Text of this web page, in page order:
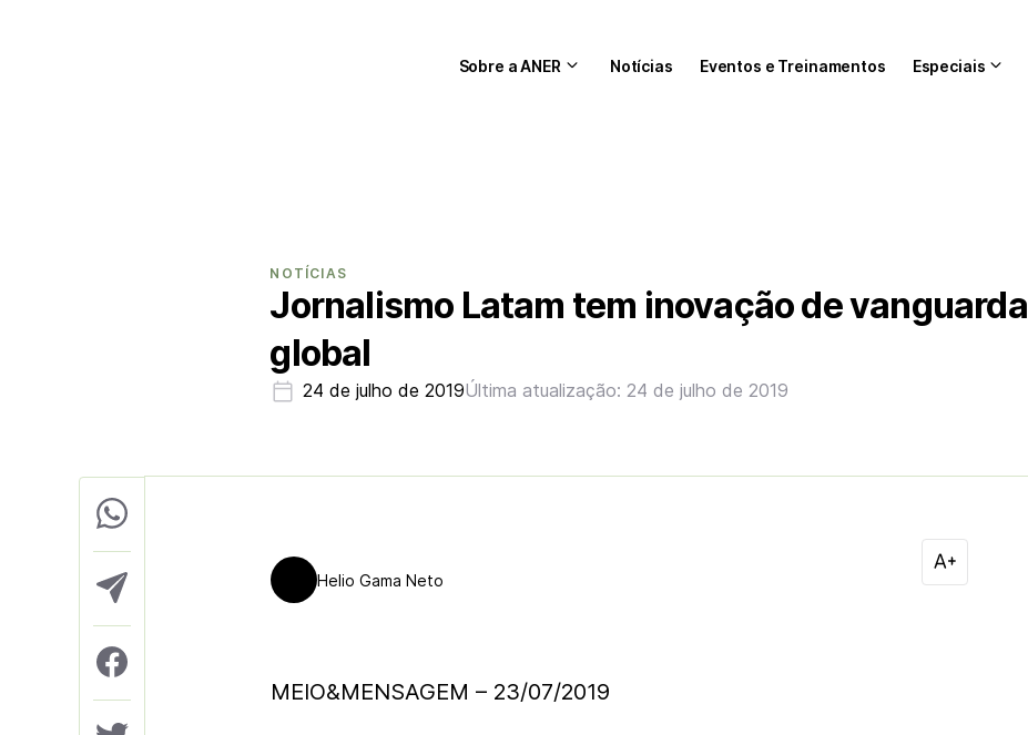
Sobre a ANER Notícias Eventos e Treinamentos Especiais
NOTÍCIAS
Jornalismo Latam tem inovação de vanguarda
global
24 de julho de 2019Última atualização: 24 de julho de 2019
Helio Gama Neto
MEIO&MENSAGEM – 23/07/2019